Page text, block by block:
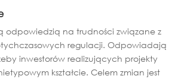
odpowiedzią na trudności związane z
regulacji. Odpowiadają
inwestorów realizujących projekty
kształcie. Celem zmian jest